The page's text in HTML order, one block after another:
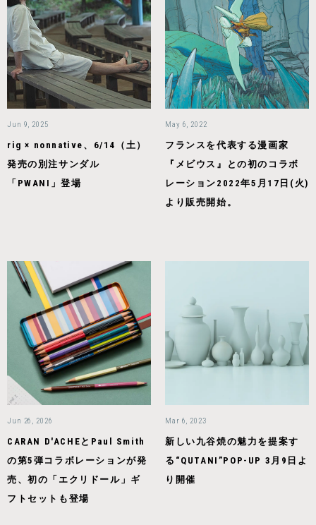
Jun 9, 2025
rig × nonnative、6/14（土）
発売の別注サンダル
「PWANI」登場
May 6, 2022
フランスを代表する漫画家
『メビウス』との初のコラボ
レーション2022年5月17日(火)
より販売開始。
Jun 26, 2026
CARAN D'ACHEとPaul Smith
の第5弾コラボレーションが発
売、初の「エクリドール」ギ
フトセットも登場
Mar 6, 2023
新しい九谷焼の魅力を提案す
る“QUTANI”POP-UP 3月9日よ
り開催